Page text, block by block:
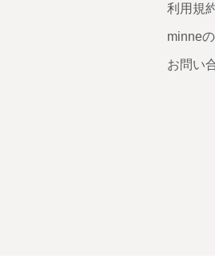
利用規
minne
お問い